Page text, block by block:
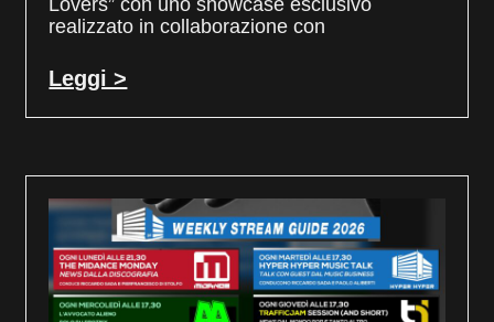
realizzato in collaborazione con
Leggi >